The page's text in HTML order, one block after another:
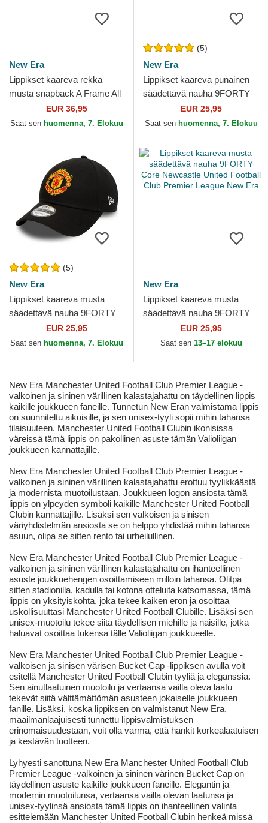
New Era
Lippikset kaareva rekka
musta snapback A Frame All
Over Print Manchester
United Football Club...
EUR 36,95
Saat sen huomenna, 7. Elokuu
(5)
New Era
Lippikset kaareva punainen
säädettävä nauha 9FORTY
Essential Manchester United
Football Club...
EUR 25,95
Saat sen huomenna, 7. Elokuu
(5)
New Era
Lippikset kaareva musta
säädettävä nauha 9FORTY
Essential Manchester United
Football Club Premier...
EUR 25,95
Saat sen huomenna, 7. Elokuu
New Era
Lippikset kaareva musta
säädettävä nauha 9FORTY
Core Newcastle United
Football Club Premier...
EUR 25,95
Saat sen 13–17 elokuu
New Era Manchester United Football Club Premier League -
valkoinen ja sininen värillinen kalastajahattu on täydellinen lippis
kaikille joukkueen faneille. Tunnetun New Eran valmistama lippis
on suunniteltu aikuisille, ja sen unisex-tyyli sopii mihin tahansa
tilaisuuteen. Manchester United Football Clubin ikonisissa
väreissä tämä lippis on pakollinen asuste tämän Valioliigan
joukkueen kannattajille.
New Era Manchester United Football Club Premier League -
valkoinen ja sininen värillinen kalastajahattu erottuu tyylikkäästä
ja modernista muotoilustaan. Joukkueen logon ansiosta tämä
lippis on ylpeyden symboli kaikille Manchester United Football
Clubin kannattajille. Lisäksi sen valkoisen ja sinisen
väriyhdistelmän ansiosta se on helppo yhdistää mihin tahansa
asuun, olipa se sitten rento tai urheilullinen.
New Era Manchester United Football Club Premier League -
valkoinen ja sininen värillinen kalastajahattu on ihanteellinen
asuste joukkuehengen osoittamiseen milloin tahansa. Olitpa
sitten stadionilla, kadulla tai kotona otteluita katsomassa, tämä
lippis on yksityiskohta, joka tekee kaiken eron ja osoittaa
uskollisuuttasi Manchester United Football Clubille. Lisäksi sen
unisex-muotoilu tekee siitä täydellisen miehille ja naisille, jotka
haluavat osoittaa tukensa tälle Valioliigan joukkueelle.
New Era Manchester United Football Club Premier League -
valkoisen ja sinisen värisen Bucket Cap -lippiksen avulla voit
esitellä Manchester United Football Clubin tyyliä ja eleganssia.
Sen ainutlaatuinen muotoilu ja vertaansa vailla oleva laatu
tekevät siitä välttämättömän asusteen jokaiselle joukkueen
fanille. Lisäksi, koska lippiksen on valmistanut New Era,
maailmanlaajuisesti tunnettu lippisvalmistuksen
erinomaisuudestaan, voit olla varma, että hankit korkealaatuisen
ja kestävän tuotteen.
Lyhyesti sanottuna New Era Manchester United Football Club
Premier League -valkoinen ja sininen värinen Bucket Cap on
täydellinen asuste kaikille joukkueen faneille. Elegantin ja
modernin muotoilunsa, vertaansa vailla olevan laatunsa ja
unisex-tyylinsä ansiosta tämä lippis on ihanteellinen valinta
esittelemään Manchester United Football Clubin henkeä missä